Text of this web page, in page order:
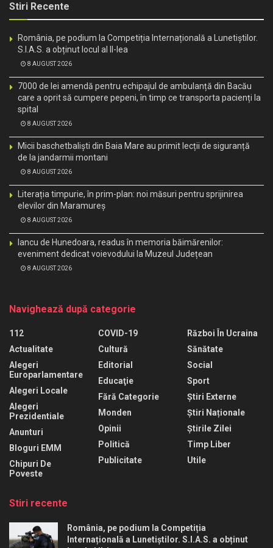
Stiri Recente
România, pe podium la Competiția Internațională a Lunetiștilor.
S.I.A.S. a obținut locul al II-lea
8 AUGUST 2026
7000 de lei amendă pentru echipajul de ambulanță din Bacău
care a oprit să cumpere pepeni, în timp ce transporta pacienți la
spital
8 AUGUST 2026
Micii baschetbaliști din Baia Mare au primit lecții de siguranță
de la jandarmii montani
8 AUGUST 2026
Literația timpurie, în prim-plan: noi măsuri pentru sprijinirea
elevilor din Maramureș
8 AUGUST 2026
Iancu de Hunedoara, readus în memoria băimărenilor:
eveniment dedicat voievodului la Muzeul Județean
8 AUGUST 2026
Navighează după categorie
112
Actualitate
Alegeri
Europarlamentare
Alegeri Locale
Alegeri
Prezidentiale
Anunturi
Bloguri EMM
Chipuri De
Poveste
COVID-19
Cultură
Editorial
Educaţie
Fără Categorie
Monden
Opinii
Politică
Publicitate
Război În Ucraina
Sănătate
Social
Sport
Știri Externe
Știri Naționale
Știrile Zilei
Timp Liber
Utile
Stiri recente
România, pe podium la Competiția
Internațională a Lunetiștilor. S.I.A.S. a obținut